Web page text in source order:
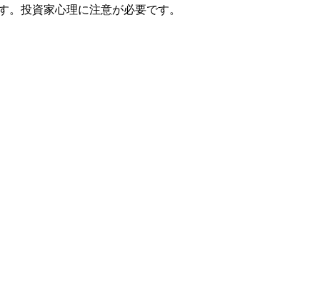
投資家心理に注意が必要です。